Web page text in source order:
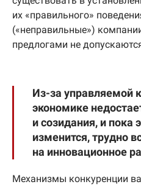
их «правильного»
(«неправильные»)
предлогами не
Из-за управляемой
экономике
и созидания, и пока
изменится, трудно
на инновационное
Механизмы конкуренции